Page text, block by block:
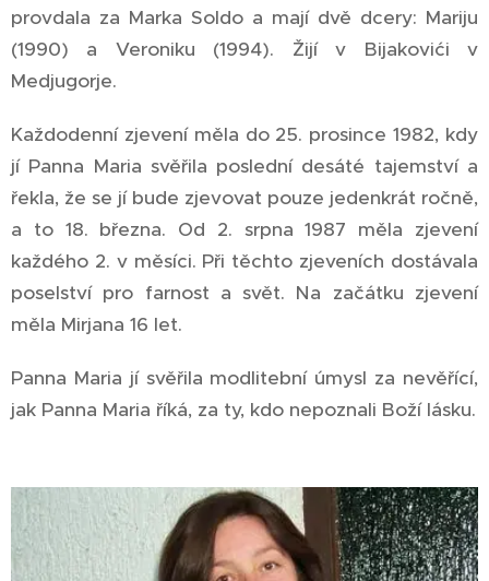
provdala za Marka Soldo a mají dvě dcery: Mariju
(1990) a Veroniku (1994). Žijí v Bijakovići v
Medjugorje.
Každodenní zjevení měla do 25. prosince 1982, kdy
jí Panna Maria svěřila poslední desáté tajemství a
řekla, že se jí bude zjevovat pouze jedenkrát ročně,
a to 18. března. Od 2. srpna 1987 měla zjevení
každého 2. v měsíci. Při těchto zjeveních dostávala
poselství pro farnost a svět. Na začátku zjevení
měla Mirjana 16 let.
Panna Maria jí svěřila modlitební úmysl za nevěřící,
jak Panna Maria říká, za ty, kdo nepoznali Boží lásku.